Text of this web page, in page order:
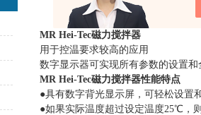
MR Hei-Tec磁力搅拌器
用于控温要求较高的应用
数字显示器可实现所有参数的设置和
MR Hei-Tec磁力搅拌器性能特点
●具有数字背光显示屏，可轻松设置
●如果实际温度超过设定温度25℃，